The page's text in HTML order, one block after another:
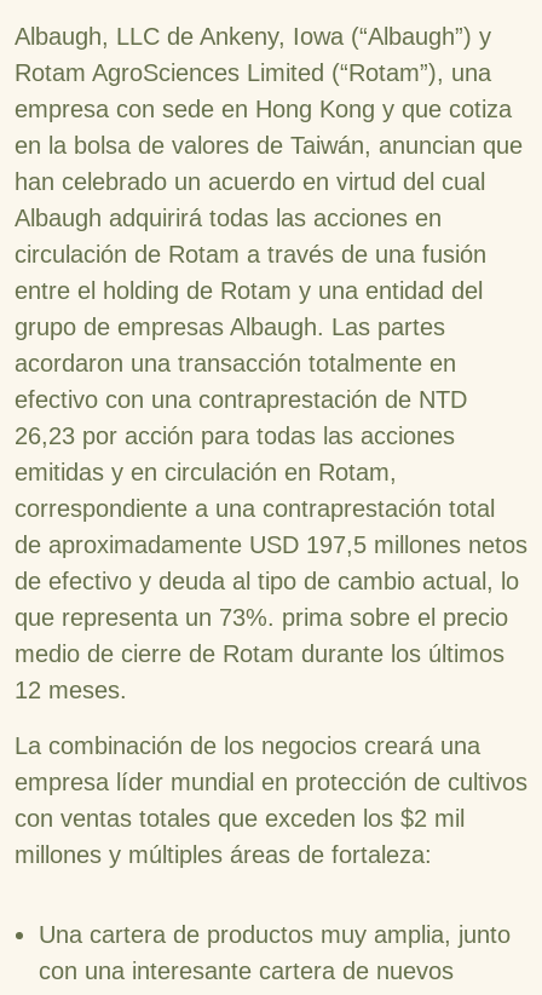
Albaugh, LLC de Ankeny, Iowa (“Albaugh”) y
Rotam AgroSciences Limited (“Rotam”), una
empresa con sede en Hong Kong y que cotiza
en la bolsa de valores de Taiwán, anuncian que
han celebrado un acuerdo en virtud del cual
Albaugh adquirirá todas las acciones en
circulación de Rotam a través de una fusión
entre el holding de Rotam y una entidad del
grupo de empresas Albaugh. Las partes
acordaron una transacción totalmente en
efectivo con una contraprestación de NTD
26,23 por acción para todas las acciones
emitidas y en circulación en Rotam,
correspondiente a una contraprestación total
de aproximadamente USD 197,5 millones netos
de efectivo y deuda al tipo de cambio actual, lo
que representa un 73%. prima sobre el precio
medio de cierre de Rotam durante los últimos
12 meses.
La combinación de los negocios creará una
empresa líder mundial en protección de cultivos
con ventas totales que exceden los $2 mil
millones y múltiples áreas de fortaleza:
Una cartera de productos muy amplia, junto
con una interesante cartera de nuevos